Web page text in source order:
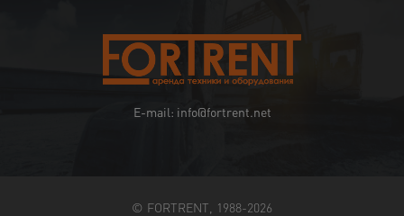
E-mail: info@fortrent.net
© FORTRENT, 1988-2026